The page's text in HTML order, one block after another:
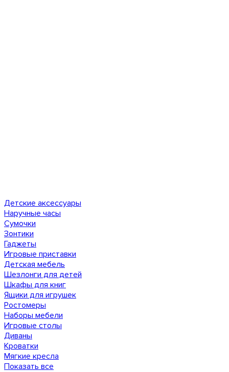
Детские аксессуары
Наручные часы
Сумочки
Зонтики
Гаджеты
Игровые приставки
Детская мебель
Шезлонги для детей
Шкафы для книг
Ящики для игрушек
Ростомеры
Наборы мебели
Игровые столы
Диваны
Кроватки
Мягкие кресла
Показать все